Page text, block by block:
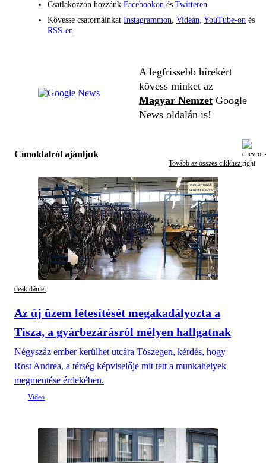
Csatlakozzon hozzánk Facebookon és Twitteren
Kövesse csatornáinkat Instagrammon, Videán, YouTube-on és
RSS-en
A legfrissebb hírekért
kövess minket az
Magyar Nemzet Google
News oldalán is!
Címoldalról ajánljuk
Tovább az összes cikkhez
deák dániel
Az új üzem létesítését megakadályozta a
Tisza, a gyárbezárásról mélyen hallgatnak
Négyszáz ember kerülhet utcára Tószegen, kérdés, hogy
Rost Andrea, a térség képviselője mit tett a munkahelyek
megmentése érdekében.